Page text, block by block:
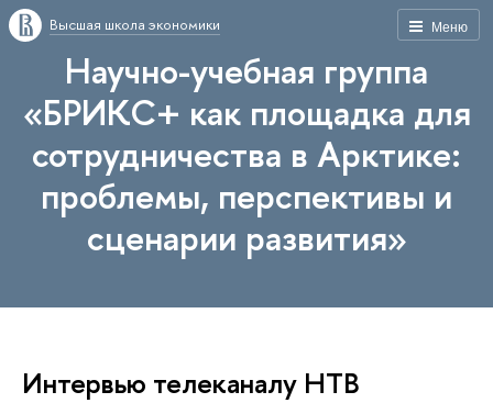
Меню
Высшая школа экономики
Научно-учебная группа
«БРИКС+ как площадка для
сотрудничества в Арктике:
проблемы, перспективы и
сценарии развития»
Интервью телеканалу НТВ